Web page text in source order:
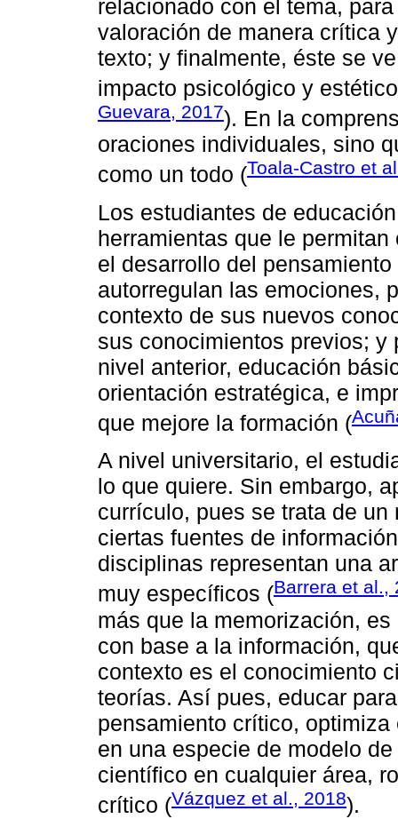
relacionado con el tema,
valoración de manera crítica
texto; y finalmente, éste se
impacto psicológico y
Guevara, 2017). En la
oraciones individuales, sino
como un todo (Toala-Castro et
Los estudiantes de
herramientas que le
el desarrollo del
autorregulan las emociones,
contexto de sus nuevos
sus conocimientos previos; y
nivel anterior, educación
orientación estratégica, e
que mejore la formación (
A nivel universitario, el
lo que quiere. Sin embargo,
currículo, pues se trata de
ciertas fuentes de
disciplinas representan una
muy específicos (Barrera et al.,
más que la memorización,
con base a la información,
contexto es el conocimiento
teorías. Así pues, educar
pensamiento crítico,
en una especie de modelo
científico en cualquier área,
crítico (Vázquez et al., 2018).